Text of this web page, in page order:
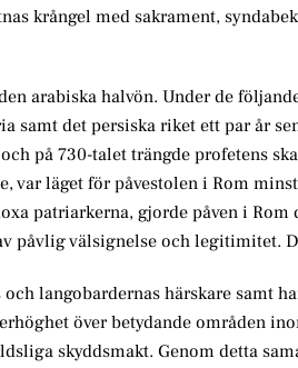
krångel med sakrament,
arabiska halvön. Under de
samt det persiska riket ett par år
på 730-talet trängde profetens
läget för påvestolen i Rom
patriarkerna, gjorde påven i Rom
påvlig välsignelse och legitimitet.
langobardernas härskare samt
över betydande områden
skyddsmakt. Genom detta